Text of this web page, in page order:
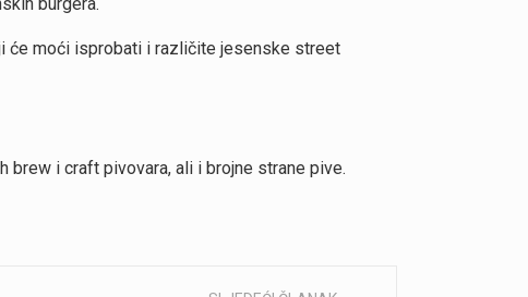
će moći isprobati i različite jesenske street
i craft pivovara, ali i brojne strane pive.